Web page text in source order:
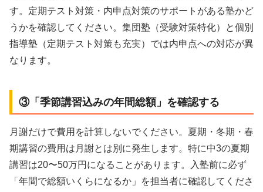
す。定期テスト対策・内申点対策のサポートがある塾かど
うかを確認してください。集団塾（受験対策特化）と個別
指導塾（定期テスト対策も充実）では内申点への対応が異
なります。
③「季節講習込みの年間総額」を確認する
月謝だけで費用を計算しないでください。夏期・冬期・春
期講習の費用は月謝とは別に発生します。特に中3の夏期
講習は20〜50万円になることがあります。入塾前に必ず
「年間で総額いくらになるか」を担当者に確認してくださ